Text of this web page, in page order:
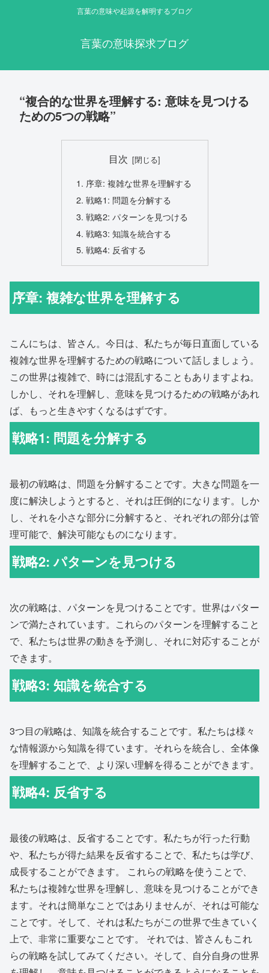
言葉の意味や起源を解明するブログ
言葉の意味探求ブログ
“複合的な世界を理解する: 意味を見つける
ための5つの戦略”
目次
序章: 複雑な世界を理解する
戦略1: 問題を分解する
戦略2: パターンを見つける
戦略3: 知識を統合する
戦略4: 反省する
序章: 複雑な世界を理解する
こんにちは、皆さん。今日は、私たちが毎日直面している
複雑な世界を理解するための戦略について話しましょう。
この世界は複雑で、時には混乱することもありますよね。
しかし、それを理解し、意味を見つけるための戦略があれ
ば、もっと生きやすくなるはずです。
戦略1: 問題を分解する
最初の戦略は、問題を分解することです。大きな問題を一
度に解決しようとすると、それは圧倒的になります。しか
し、それを小さな部分に分解すると、それぞれの部分は管
理可能で、解決可能なものになります。
戦略2: パターンを見つける
次の戦略は、パターンを見つけることです。世界はパター
ンで満たされています。これらのパターンを理解すること
で、私たちは世界の動きを予測し、それに対応することが
できます。
戦略3: 知識を統合する
3つ目の戦略は、知識を統合することです。私たちは様々
な情報源から知識を得ています。それらを統合し、全体像
を理解することで、より深い理解を得ることができます。
戦略4: 反省する
最後の戦略は、反省することです。私たちが行った行動
や、私たちが得た結果を反省することで、私たちは学び、
成長することができます。 これらの戦略を使うことで、
私たちは複雑な世界を理解し、意味を見つけることができ
ます。それは簡単なことではありませんが、それは可能な
ことです。そして、それは私たちがこの世界で生きていく
上で、非常に重要なことです。 それでは、皆さんもこれ
らの戦略を試してみてください。そして、自分自身の世界